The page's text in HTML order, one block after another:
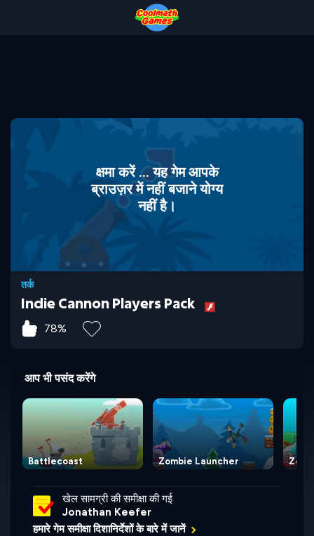
क्षमा करें ... यह गेम आपके
ब्राउज़र में नहीं बजाने योग्य
नहीं है।
तर्क
Indie Cannon Players Pack
78%
आप भी पसंद करेंगे
Battlecoast Zombie Launcher
खेल सामग्री की समीक्षा की गई
Jonathan Keefer
हमारे गेम समीक्षा दिशानिर्देशों के बारे में जानें